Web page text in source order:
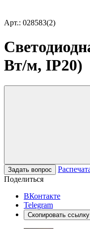
Арт.: 028583(2)
Вт/м, IP20)
Задать вопрос
Поделиться
ВКонтакте
Telegram
Скопировать ссылку